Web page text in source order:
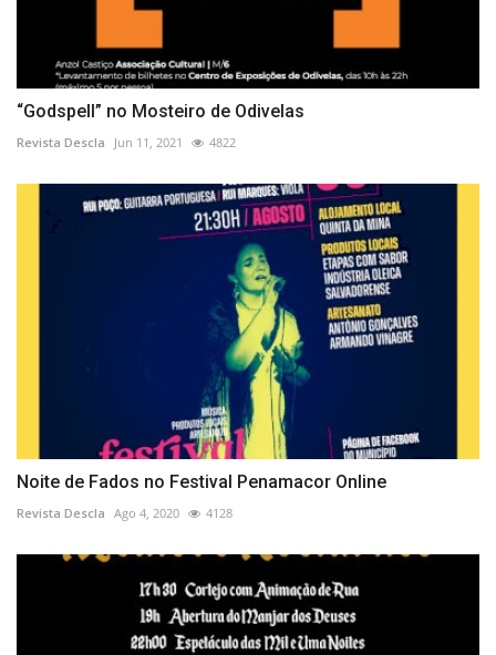
“Godspell” no Mosteiro de Odivelas
Revista Descla Jun 11, 2021 4822
Noite de Fados no Festival Penamacor Online
Revista Descla Ago 4, 2020 4128